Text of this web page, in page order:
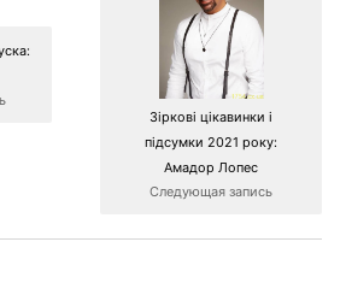
Зіркові цікавинки і
підсумки 2021 року:
Амадор Лопес
Следующая запись